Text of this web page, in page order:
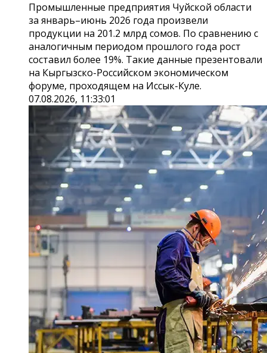
Промышленные предприятия Чуйской области
за январь–июнь 2026 года произвели
продукции на 201.2 млрд сомов. По сравнению с
аналогичным периодом прошлого года рост
составил более 19%. Такие данные презентовали
на Кыргызско-Российском экономическом
форуме, проходящем на Иссык-Куле.
07.08.2026, 11:33:01